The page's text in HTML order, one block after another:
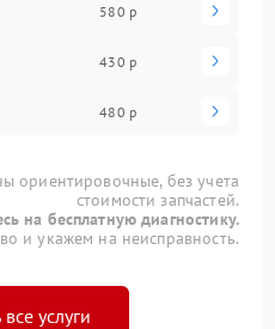
580 р
430 р
480 р
ориентировочные, без учета
стоимости запчастей.
на бесплатную диагностику.
и укажем на неисправность.
услуги